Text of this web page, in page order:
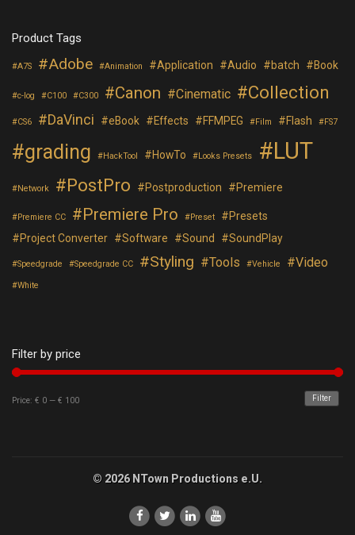
Product Tags
A7S Adobe Animation Application Audio batch Book
c-log C100 C300 Canon Cinematic Collection
CS6 DaVinci eBook Effects FFMPEG Film Flash FS7
grading HackTool HowTo Looks Presets LUT
Network PostPro Postproduction Premiere
Premiere CC Premiere Pro Preset
Presets
Project Converter
Software Sound SoundPlay
Speedgrade Speedgrade CC Styling Tools Vehicle Video
White
Filter by price
Filter
Price: € 0 — € 100
© 2026 NTown Productions e.U.